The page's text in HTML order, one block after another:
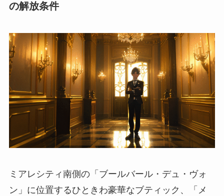
の解放条件
ミアレシティ南側の「ブールバール・デュ・ヴォ
ン」に位置するひときわ豪華なブティック、「メ